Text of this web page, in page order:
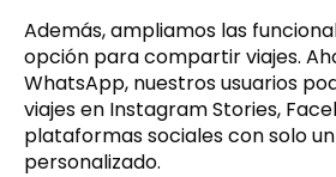
Además, ampliamos las
opción para compartir viajes.
WhatsApp, nuestros usuarios
viajes en Instagram Stories,
plataformas sociales con solo
personalizado.